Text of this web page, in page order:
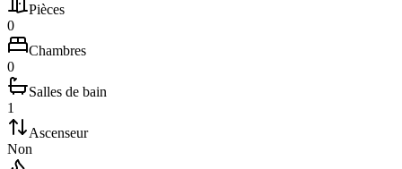
Pièces
0
Chambres
0
Salles de bain
1
Ascenseur
Non